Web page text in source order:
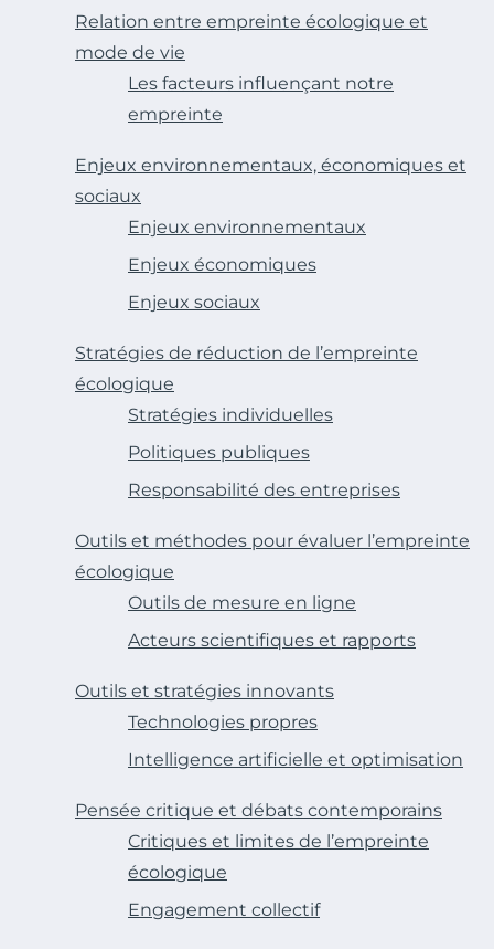
Relation entre empreinte écologique et
mode de vie
Les facteurs influençant notre
empreinte
Enjeux environnementaux, économiques et
sociaux
Enjeux environnementaux
Enjeux économiques
Enjeux sociaux
Stratégies de réduction de l’empreinte
écologique
Stratégies individuelles
Politiques publiques
Responsabilité des entreprises
Outils et méthodes pour évaluer l’empreinte
écologique
Outils de mesure en ligne
Acteurs scientifiques et rapports
Outils et stratégies innovants
Technologies propres
Intelligence artificielle et optimisation
Pensée critique et débats contemporains
Critiques et limites de l’empreinte
écologique
Engagement collectif